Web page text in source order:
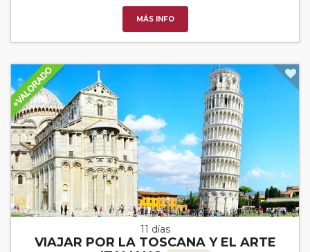
MÁS INFO
11 días
VIAJAR POR LA TOSCANA Y EL ARTE